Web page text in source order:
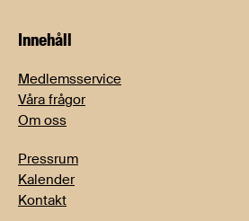
Innehåll
Medlemsservice
Våra frågor
Om oss
Pressrum
Kalender
Kontakt